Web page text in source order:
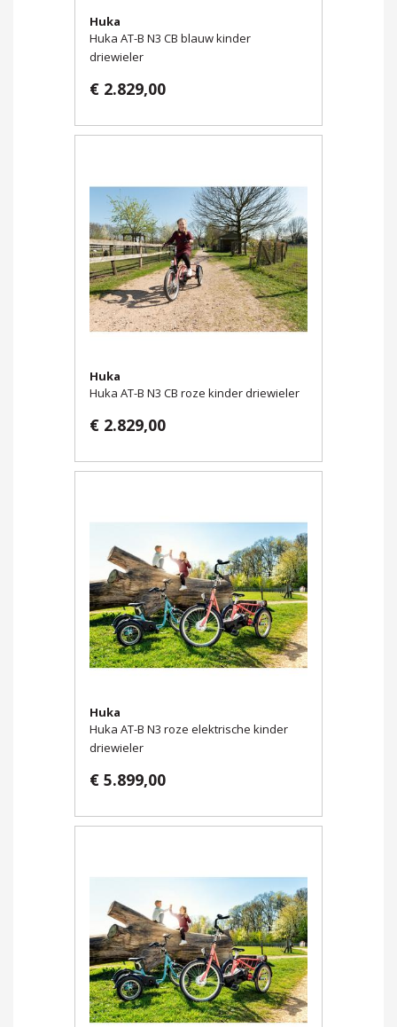
Huka
Huka AT-B N3 CB blauw kinder
driewieler
€ 2.829,00
Huka
Huka AT-B N3 CB roze kinder driewieler
€ 2.829,00
Huka
Huka AT-B N3 roze elektrische kinder
driewieler
€ 5.899,00